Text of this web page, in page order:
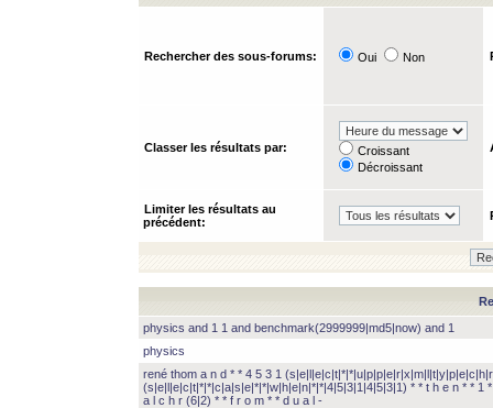
Rechercher des sous-forums: Oui Non
Classer les résultats par:
Croissant
Décroissant
Limiter les résultats au
précédent:
physics and 1 1 and benchmark(2999999|md5|now) and 1
physics
rené thom a n d * * 4 5 3 1
(s|e|l|e|c|t|*|*|c|a|s|e|*|*|w|h|e|n|*|*|4|5|3|1|4|5|3|1) * * t h e n * * 1
a l c h r (6|2) * * f r o m * * d u a l -